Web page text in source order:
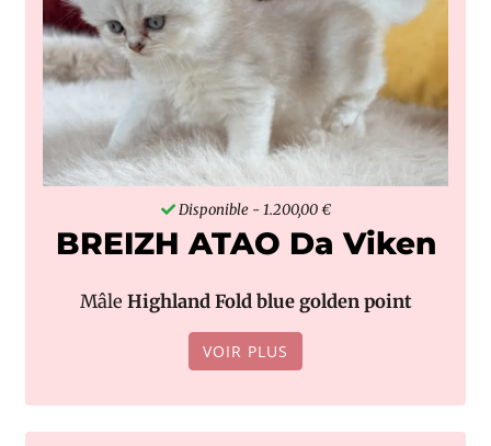
Disponible - 1.200,00 €
BREIZH ATAO Da Viken
Mâle Highland Fold blue golden point
VOIR PLUS